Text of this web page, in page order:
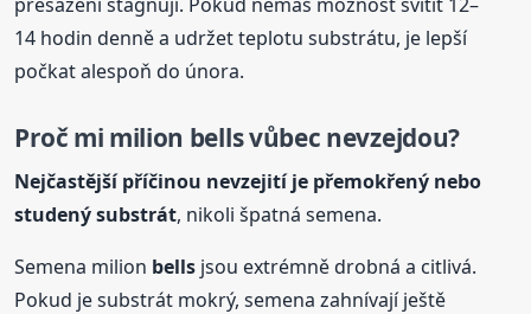
14 hodin denně a udržet teplotu substrátu, je lepší
počkat alespoň do února.
Proč mi milion bellsvůbec nevzejdou?
Nejčastější příčinou nevzejití je přemokřený nebo
studený substrát, nikoli špatná semena.
Semena milion bells jsou extrémně drobná a citlivá.
Pokud je substrát mokrý, semena zahnívají ještě